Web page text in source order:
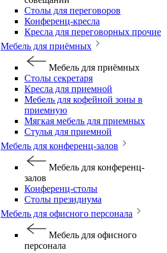
Столы для переговоров
Конференц-кресла
Кресла для переговорных прочие
Мебель для приёмных
Мебель для приёмных
Столы секретаря
Кресла для приемной
Мебель для кофейной зоны в
приемную
Мягкая мебель для приемных
Стулья для приемной
Мебель для конференц-залов
Мебель для конференц-
залов
Конференц-столы
Столы президиума
Мебель для офисного персонала
Мебель для офисного
персонала